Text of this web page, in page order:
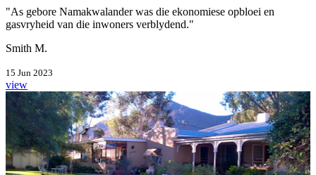
"As gebore Namakwalander was die ekonomiese opbloei en
gasvryheid van die inwoners verblydend."
Smith M.
15 Jun 2023
view